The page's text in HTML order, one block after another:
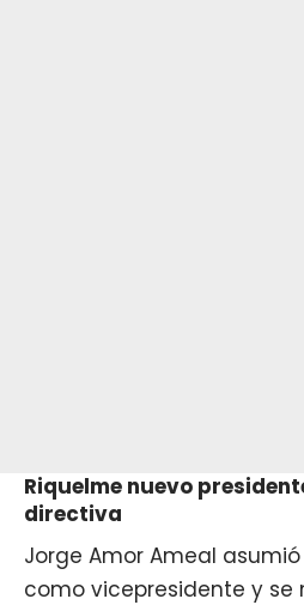
Riquelme nuevo
directiva
Jorge Amor Ameal
como vicepresidente y se